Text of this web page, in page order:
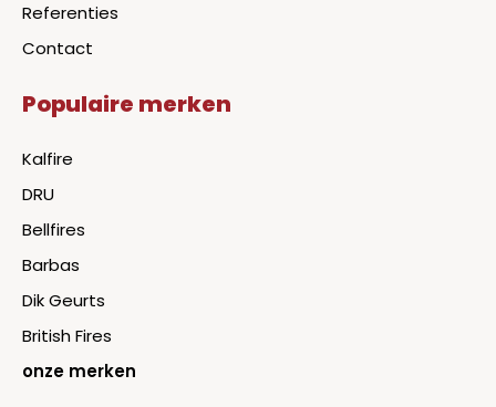
Referenties
Contact
Populaire merken
Kalfire
DRU
Bellfires
Barbas
Dik Geurts
British Fires
onze merken